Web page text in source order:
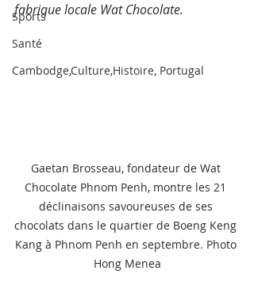
Sports
Santé
Cambodge,Culture,Histoire, Portugal
fabrique locale Wat Chocolate.
Gaetan Brosseau, fondateur de Wat
Chocolate Phnom Penh, montre les 21
déclinaisons savoureuses de ses
chocolats dans le quartier de Boeng Keng
Kang à Phnom Penh en septembre. Photo
Hong Menea